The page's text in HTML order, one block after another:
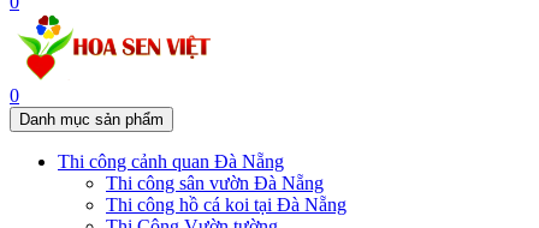
0
Danh mục sản phẩm
Thi công cảnh quan Đà Nẵng
Thi công sân vườn Đà Nẵng
Thi công hồ cá koi tại Đà Nẵng